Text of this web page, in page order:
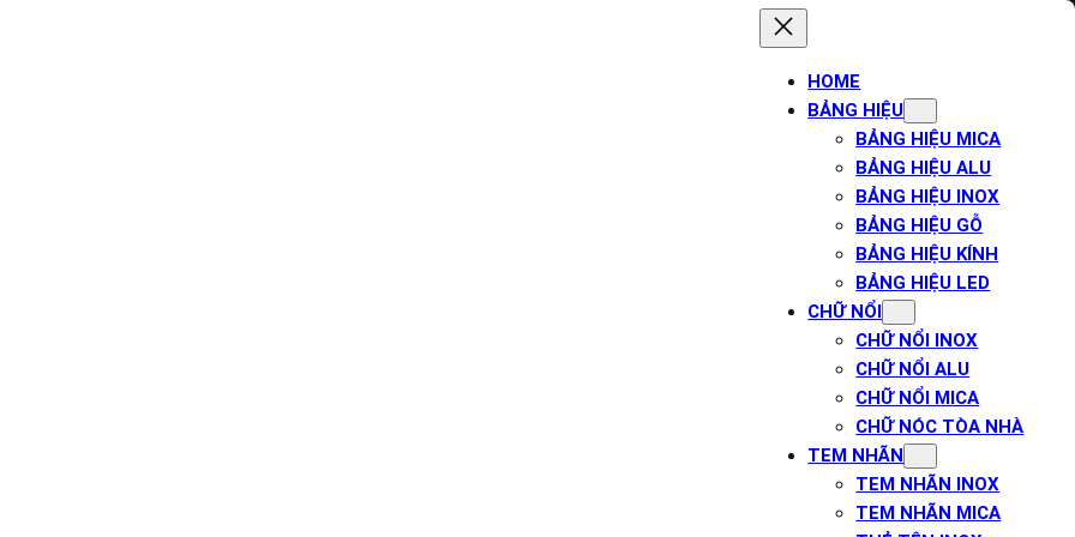
HOME
BẢNG HIỆU
BẢNG HIỆU MICA
BẢNG HIỆU ALU
BẢNG HIỆU INOX
BẢNG HIỆU GỖ
BẢNG HIỆU KÍNH
BẢNG HIỆU LED
CHỮ NỔI
CHỮ NỔI INOX
CHỮ NỔI ALU
CHỮ NỔI MICA
CHỮ NÓC TÒA NHÀ
TEM NHÃN
TEM NHÃN INOX
TEM NHÃN MICA